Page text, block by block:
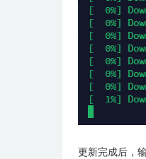
更新完成后，